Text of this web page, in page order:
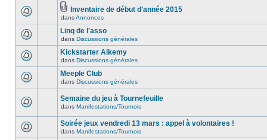
Inventaire de début d'année 2015
dansAnnonces
Linq de l'asso
dans Discussions générales
Kickstarter Alkemy
dans Discussions générales
Meeple Club
dans Discussions générales
Semaine du jeu à Tournefeuille
dans Manifestations/Tournois
Soirée jeux vendredi 13 mars : appel à volontaires !
dans Manifestations/Tournois